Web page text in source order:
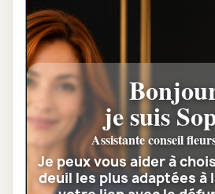
GERBES DE
je suis
Assistante conseil
Je peux vous aider à
deuil les plus adaptées à